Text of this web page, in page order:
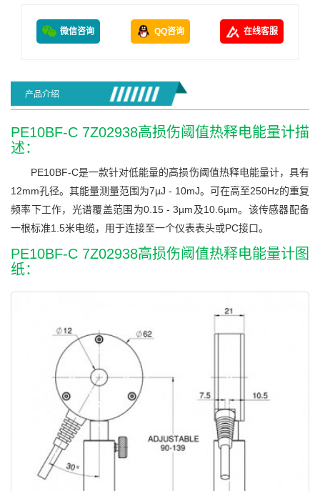
微信咨询 QQ咨询 在线客服
产品介绍
PE10BF-C 7Z02938高损伤阈值热释电能量计描
述：
PE10BF-C是一款针对低能量的高损伤阈值热释电能量计，具有
12mm孔径。其能量测量范围为7µJ - 10mJ。可在高至250Hz的重复
频率下工作，光谱覆盖范围为0.15 - 3µm及10.6µm。该传感器配备
一根标准1.5米电缆，用于连接至一个仪表表头或PC接口。
PE10BF-C 7Z02938高损伤阈值热释电能量计图
纸：